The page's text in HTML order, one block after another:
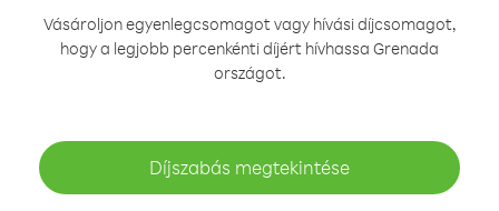
Vásároljon egyenlegcsomagot vagy hívási díjcsomagot,
hogy a legjobb percenkénti díjért hívhassa Grenada
országot.
Díjszabás megtekintése